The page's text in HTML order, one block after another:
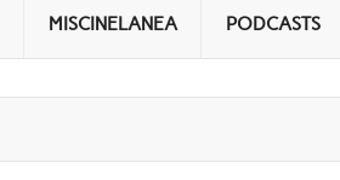
MISCINELANEA PODCASTS